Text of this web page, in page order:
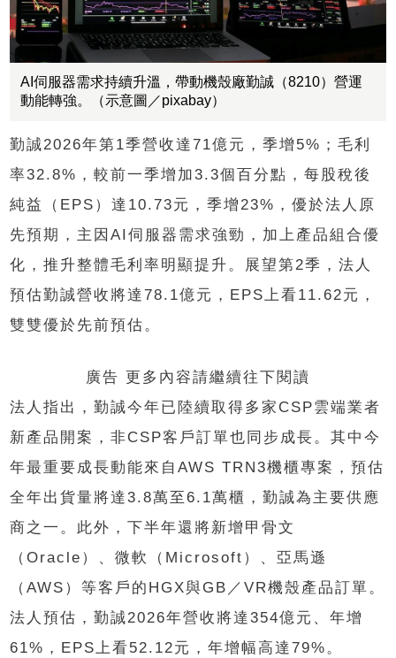
AI伺服器需求持續升溫，帶動機殼廠勤誠（8210）營運
動能轉強。（示意圖／pixabay）
勤誠2026年第1季營收達71億元，季增5%；毛利
率32.8%，較前一季增加3.3個百分點，每股稅後
純益（EPS）達10.73元，季增23%，優於法人原
先預期，主因AI伺服器需求強勁，加上產品組合優
化，推升整體毛利率明顯提升。展望第2季，法人
預估勤誠營收將達78.1億元，EPS上看11.62元，
雙雙優於先前預估。
廣告 更多內容請繼續往下閱讀
法人指出，勤誠今年已陸續取得多家CSP雲端業者
新產品開案，非CSP客戶訂單也同步成長。其中今
年最重要成長動能來自AWS TRN3機櫃專案，預估
全年出貨量將達3.8萬至6.1萬櫃，勤誠為主要供應
商之一。此外，下半年還將新增甲骨文
（Oracle）、微軟（Microsoft）、亞馬遜
（AWS）等客戶的HGX與GB／VR機殼產品訂單。
法人預估，勤誠2026年營收將達354億元、年增
61%，EPS上看52.12元，年增幅高達79%。